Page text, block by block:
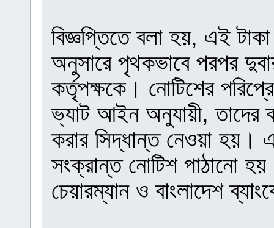
বিজ্ঞপ্তিতে বলা হয়, এই
অনুসারে পৃথকভাবে পরপর
কর্তৃপক্ষকে। নোটিশের
ভ্যাট আইন অনুযায়ী, তাদের
করার সিদ্ধান্ত নেওয়া হয়।
সংক্রান্ত নোটিশ পাঠানো
চেয়ারম্যান ও বাংলাদেশ